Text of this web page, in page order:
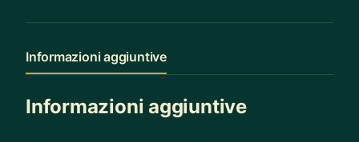
Informazioni aggiuntive
Informazioni aggiuntive